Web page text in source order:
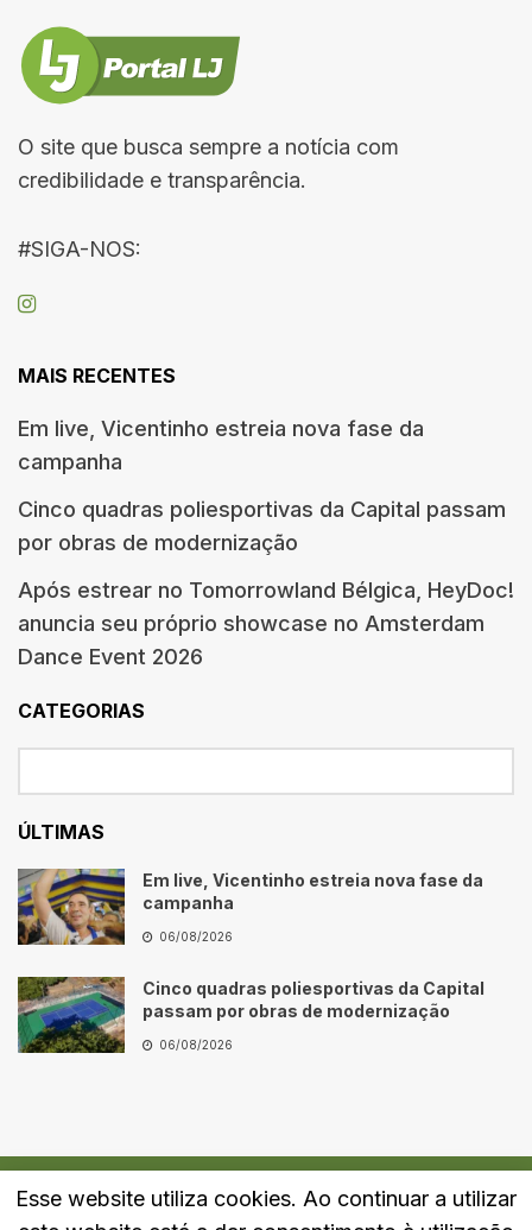
O site que busca sempre a notícia com
credibilidade e transparência.
#SIGA-NOS:
MAIS RECENTES
Em live, Vicentinho estreia nova fase da
campanha
Cinco quadras poliesportivas da Capital passam
por obras de modernização
Após estrear no Tomorrowland Bélgica, HeyDoc!
anuncia seu próprio showcase no Amsterdam
Dance Event 2026
CATEGORIAS
ÚLTIMAS
Em live, Vicentinho estreia nova fase da
campanha
06/08/2026
Cinco quadras poliesportivas da Capital
passam por obras de modernização
06/08/2026
Quem Somos Fale Conosco Política de Privacidade
Esse website utiliza cookies. Ao continuar a utilizar